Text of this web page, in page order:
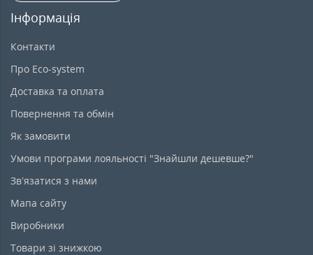
Інформація
Контакти
Про Eco-system
Доставка та оплата
Повернення та обмін
Як замовити
Умови програми лояльності "Знайшли дешевше?"
Зв’язатися з нами
Мапа сайту
Виробники
Товари зі знижкою